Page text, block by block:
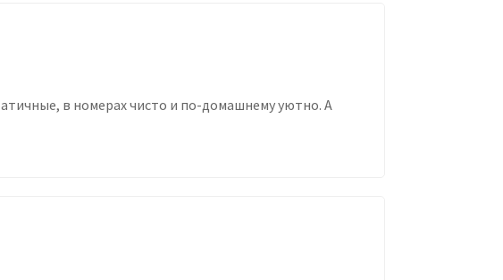
в номерах чисто и по-домашнему уютно. А